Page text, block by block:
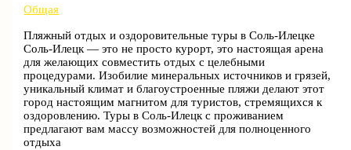
Общая
Пляжный отдых и оздоровительные туры в Соль-Илецке
Соль-Илецк — это не просто курорт, это настоящая арена
для желающих совместить отдых с целебными
процедурами. Изобилие минеральных источников и грязей,
уникальный климат и благоустроенные пляжи делают этот
город настоящим магнитом для туристов, стремящихся к
оздоровлению. Туры в Соль-Илецк с проживанием
предлагают вам массу возможностей для полноценного
отдыха